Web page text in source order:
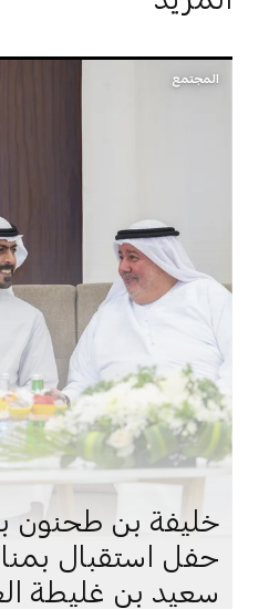
المجتمع
خليفة بن
حفل استقبال
سعيد بن غليطة